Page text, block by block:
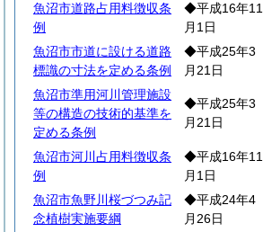
魚沼市道路占用料徴収条
例
◆平成16年11
月1日
魚沼市市道に設ける道路
標識の寸法を定める条例
◆平成25年3
月21日
魚沼市準用河川管理施設
等の構造の技術的基準を
定める条例
◆平成25年3
月21日
魚沼市河川占用料徴収条
例
◆平成16年11
月1日
魚沼市魚野川桜づつみ記
念植樹実施要綱
◆平成24年4
月26日